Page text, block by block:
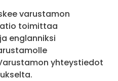
varustamon
toimittaa
englanniksi
yhteystiedot